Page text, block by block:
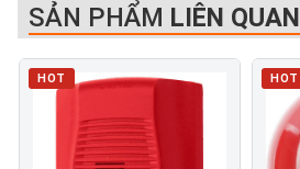
SẢN PHẨM LIÊN QUAN
HOT HOT